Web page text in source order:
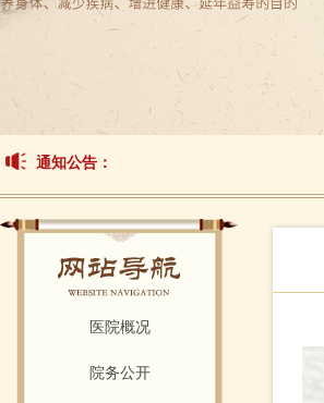
通知公告：
医院概况
院务公开